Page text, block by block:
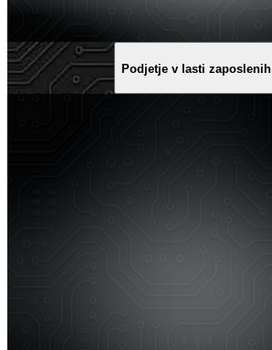
Podjetje v lasti zaposlenih